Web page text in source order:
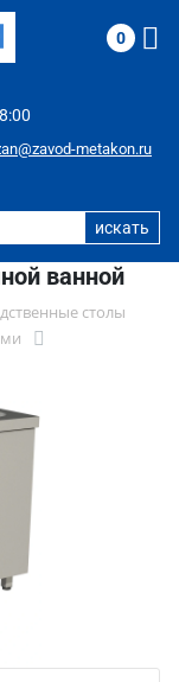
metakon.ru
0
ванной
столы